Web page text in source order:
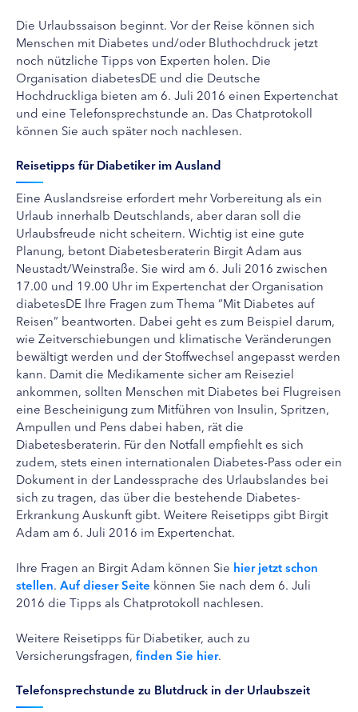
Die Urlaubssaison beginnt. Vor der Reise können sich
Menschen mit Diabetes und/oder Bluthochdruck jetzt
noch nützliche Tipps von Experten holen. Die
Organisation diabetesDE und die Deutsche
Hochdruckliga bieten am 6. Juli 2016 einen Expertenchat
und eine Telefonsprechstunde an. Das Chatprotokoll
können Sie auch später noch nachlesen.
Reisetipps für Diabetiker im Ausland
Eine Auslandsreise erfordert mehr Vorbereitung als ein
Urlaub innerhalb Deutschlands, aber daran soll die
Urlaubsfreude nicht scheitern. Wichtig ist eine gute
Planung, betont Diabetesberaterin Birgit Adam aus
Neustadt/Weinstraße. Sie wird am 6. Juli 2016 zwischen
17.00 und 19.00 Uhr im Expertenchat der Organisation
diabetesDE Ihre Fragen zum Thema “Mit Diabetes auf
Reisen” beantworten. Dabei geht es zum Beispiel darum,
wie Zeitverschiebungen und klimatische Veränderungen
bewältigt werden und der Stoffwechsel angepasst werden
kann. Damit die Medikamente sicher am Reiseziel
ankommen, sollten Menschen mit Diabetes bei Flugreisen
eine Bescheinigung zum Mitführen von Insulin, Spritzen,
Ampullen und Pens dabei haben, rät die
Diabetesberaterin. Für den Notfall empfiehlt es sich
zudem, stets einen internationalen Diabetes-Pass oder ein
Dokument in der Landessprache des Urlaubslandes bei
sich zu tragen, das über die bestehende Diabetes-
Erkrankung Auskunft gibt. Weitere Reisetipps gibt Birgit
Adam am 6. Juli 2016 im Expertenchat.
Ihre Fragen an Birgit Adam können Sie hier jetzt schon
stellen. Auf dieser Seite können Sie nach dem 6. Juli
2016 die Tipps als Chatprotokoll nachlesen.
Weitere Reisetipps für Diabetiker, auch zu
Versicherungsfragen, finden Sie hier.
Telefonsprechstunde zu Blutdruck in der Urlaubszeit